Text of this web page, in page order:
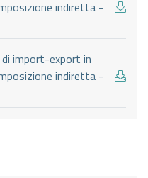
indiretta -
di import-export in
indiretta -